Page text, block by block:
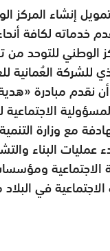
إنشاء
خدماته لكافة
الوطني للتوحد
للشركة العُمانية
مبادرة «هدية
مع وزارة
البناء
الاجتماعية
الاجتماعية في